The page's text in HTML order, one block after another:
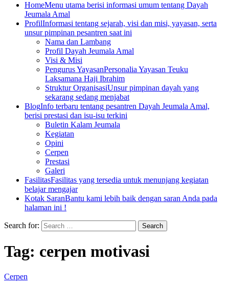
HomeMenu utama berisi informasi umum tentang Dayah
Jeumala Amal
ProfilInformasi tentang sejarah, visi dan misi, yayasan, serta
unsur pimpinan pesantren saat ini
Nama dan Lambang
Profil Dayah Jeumala Amal
Visi & Misi
Pengurus YayasanPersonalia Yayasan Teuku
Laksamana Haji Ibrahim
Struktur OrganisasiUnsur pimpinan dayah yang
sekarang sedang menjabat
BlogInfo terbaru tentang pesantren Dayah Jeumala Amal,
berisi prestasi dan isu-isu terkini
Buletin Kalam Jeumala
Kegiatan
Opini
Cerpen
Prestasi
Galeri
FasilitasFasilitas yang tersedia untuk menunjang kegiatan
belajar mengajar
Kotak SaranBantu kami lebih baik dengan saran Anda pada
halaman ini !
Search for:
Tag: cerpen motivasi
Cerpen